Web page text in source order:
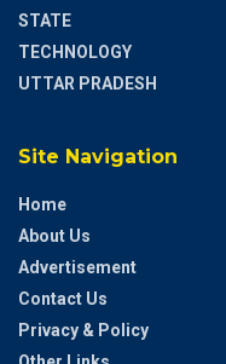
STATE
TECHNOLOGY
UTTAR PRADESH
Site Navigation
Home
About Us
Advertisement
Contact Us
Privacy & Policy